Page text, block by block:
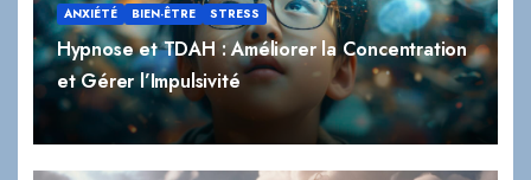
ANXIÉTÉ BIEN-ÊTRE STRESS
Hypnose et TDAH : Améliorer la Concentration
et Gérer l’Impulsivité